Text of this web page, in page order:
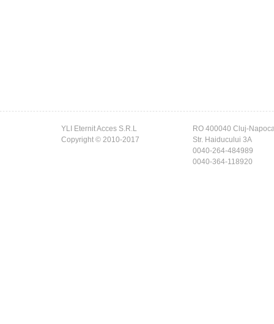
YLI Eternit Acces S.R.L
Copyright © 2010-2017
RO 400040 Cluj-
Str. Haiducului 3A
0040-264-484989
0040-364-118920